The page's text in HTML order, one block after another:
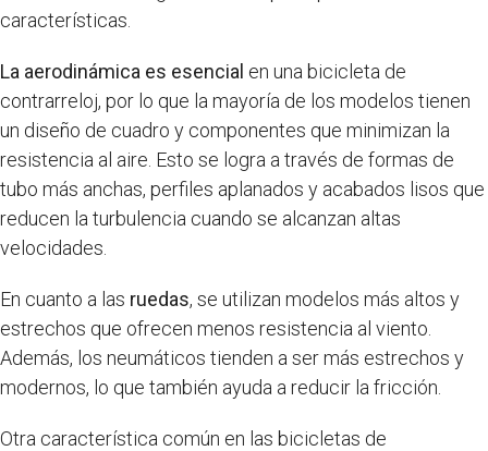
características.
La aerodinámica es esencial en una bicicleta de
contrarreloj, por lo que la mayoría de los modelos tienen
un diseño de cuadro y componentes que minimizan la
resistencia al aire. Esto se logra a través de formas de
tubo más anchas, perfiles aplanados y acabados lisos que
reducen la turbulencia cuando se alcanzan altas
velocidades.
En cuanto a las ruedas, se utilizan modelos más altos y
estrechos que ofrecen menos resistencia al viento.
Además, los neumáticos tienden a ser más estrechos y
modernos, lo que también ayuda a reducir la fricción.
Otra característica común en las bicicletas de